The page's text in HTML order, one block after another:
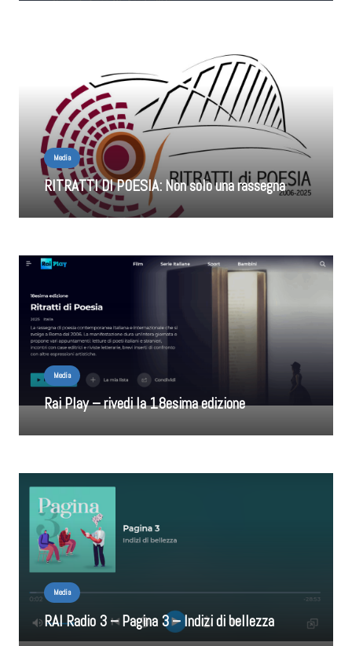
Media
RITRATTI DI POESIA: Non solo una rassegna
Media
Rai Play – rivedi la 18esima edizione
Media
RAI Radio 3 – Pagina 3 – Indizi di bellezza